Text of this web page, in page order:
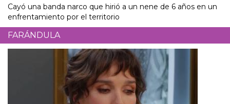
Cayó una banda narco que hirió a un nene de 6 años en un
enfrentamiento por el territorio
FARÁNDULA